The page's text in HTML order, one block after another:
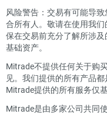
风险警告：交易有可能导
合所有人。敬请在使用我
保在交易前充分了解所涉
基础资产。
Mitrade不提供任何关于购
见。我们提供的所有产品
Mitrade提供的所有服务仅
Mitrade是由多家公司共同